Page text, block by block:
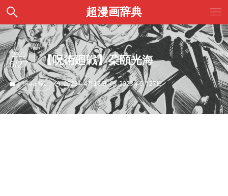
超漫画辞典
【呪術廻戦】朶頤光海
2023
6/27
呪術廻戦 2023年4月12日 2023年6月27日